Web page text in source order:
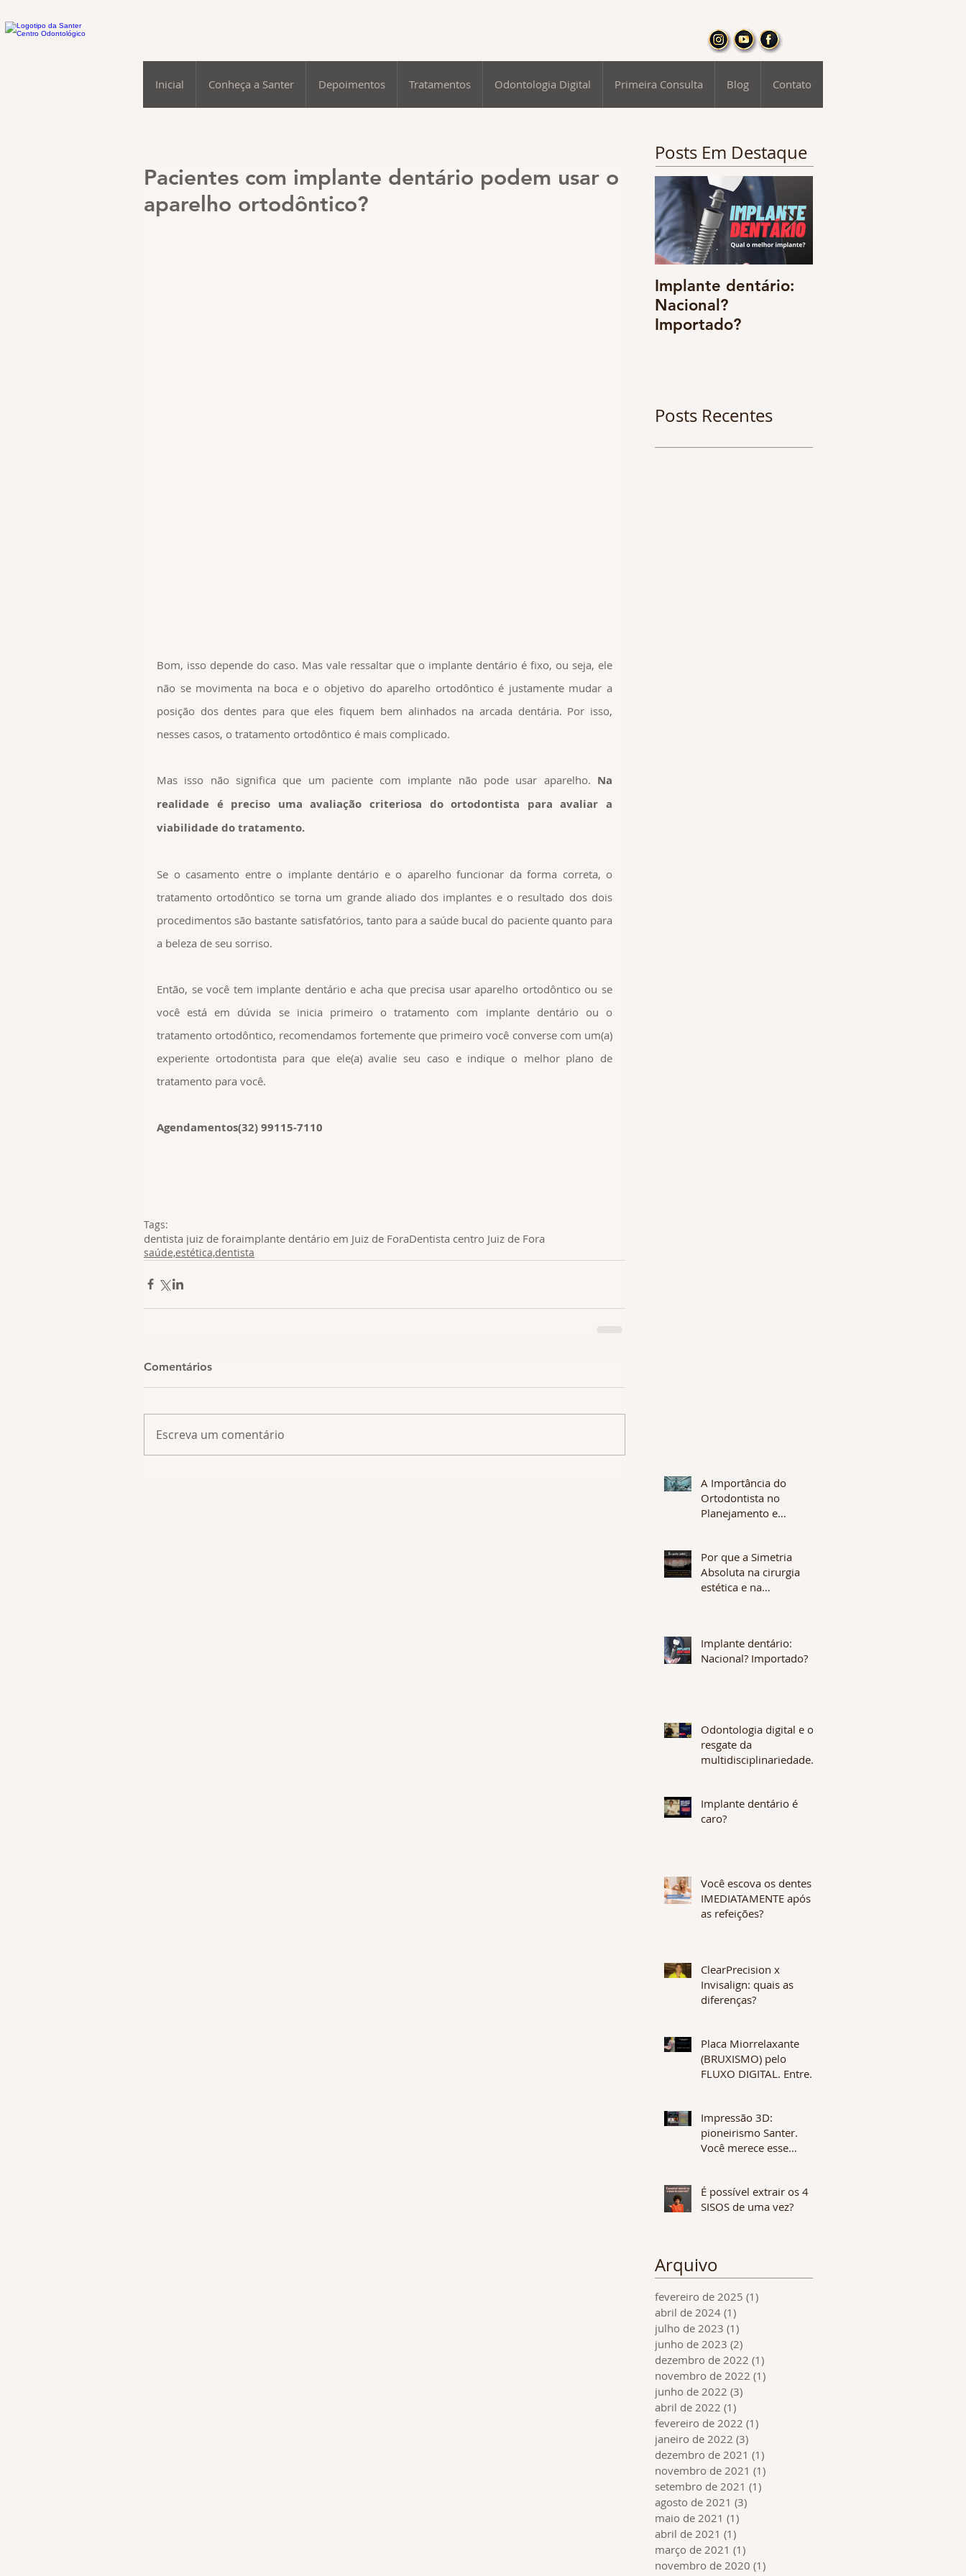
Inicial Conheça a Santer Depoimentos Tratamentos Odontologia Digital Primeira Consulta Blog Contato
Pacientes com implante dentário podem usar o
aparelho ortodôntico?
Bom, isso depende do caso. Mas vale ressaltar que o implante dentário é fixo, ou seja, ele
não se movimenta na boca e o objetivo do aparelho ortodôntico é justamente mudar a
posição dos dentes para que eles fiquem bem alinhados na arcada dentária. Por isso,
nesses casos, o tratamento ortodôntico é mais complicado.
Mas isso não significa que um paciente com implante não pode usar aparelho. Na
realidade é preciso uma avaliação criteriosa do ortodontista para avaliar a
viabilidade do tratamento.
Se o casamento entre o implante dentário e o aparelho funcionar da forma correta, o
tratamento ortodôntico se torna um grande aliado dos implantes e o resultado dos dois
procedimentos são bastante satisfatórios, tanto para a saúde bucal do paciente quanto para
a beleza de seu sorriso.
Então, se você tem implante dentário e acha que precisa usar aparelho ortodôntico ou se
você está em dúvida se inicia primeiro o tratamento com implante dentário ou o
tratamento ortodôntico, recomendamos fortemente que primeiro você converse com um(a)
experiente ortodontista para que ele(a) avalie seu caso e indique o melhor plano de
tratamento para você.
Agendamentos(32) 99115-7110
Tags:
dentista juiz de foraimplante dentário em Juiz de ForaDentista centro Juiz de Fora
saúde,estética,dentista
Comentários
Escreva um comentário
Posts Em Destaque
Implante dentário:
Nacional?
Importado?
Posts Recentes
A Importância do
Ortodontista no
Planejamento e
para Tratamentos
Eficazes e
Personalizados
Por que a Simetria
Absoluta na cirurgia
estética e na
Implante dentário:
Nacional? Importado?
Odontologia digital e o
resgate da
multidisciplinariedade.
Implante dentário é
caro?
Você escova os dentes
IMEDIATAMENTE após
as refeições?
ClearPrecision x
Invisalign: quais as
diferenças?
Placa Miorrelaxante
(BRUXISMO) pelo
FLUXO DIGITAL. Entrega
Impressão 3D:
pioneirismo Santer.
Você merece esse
É possível extrair os 4
SISOS de uma vez?
Arquivo
fevereiro de 2025 (1)
abril de 2024 (1)
julho de 2023 (1)
junho de 2023 (2)
dezembro de 2022 (1)
novembro de 2022 (1)
junho de 2022 (3)
abril de 2022 (1)
fevereiro de 2022 (1)
janeiro de 2022 (3)
dezembro de 2021 (1)
novembro de 2021 (1)
setembro de 2021 (1)
agosto de 2021 (3)
maio de 2021 (1)
abril de 2021 (1)
março de 2021 (1)
novembro de 2020 (1)